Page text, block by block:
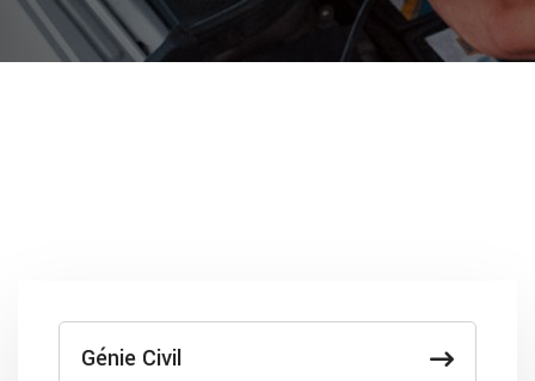
Génie Civil